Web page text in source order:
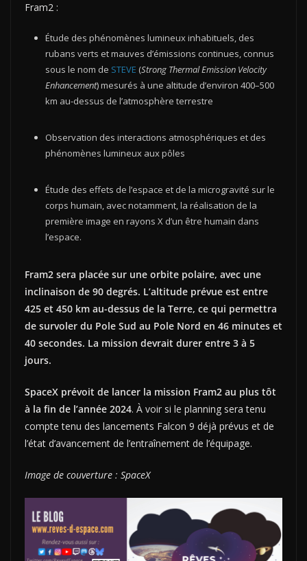
Fram2 :
Étude des phénomènes lumineux inhabituels, des
rubans verts et mauves d’émissions continues, connus
sous le nom de STEVE (Strong Thermal Emission Velocity
Enhancement) mesurés à une altitude d’environ 400–500
km au-dessus de l’atmosphère terrestre
Observation des interactions atmosphériques et des
phénomènes lumineux aux pôles
Étude des effets de l’espace et de la microgravité sur le
corps humain, avec notamment, la réalisation de la
première image en rayons X d’un être humain dans
l’espace.
Fram2 sera placée sur une orbite polaire, avec une
inclinaison de 90 degrés. L’altitude prévue est entre
425 et 450 km au-dessus de la Terre, ce qui permettra
de survoler du Pole Sud au Pole Nord en 46 minutes et
40 secondes. La mission devrait durer entre 3 à 5
jours.
SpaceX prévoit de lancer la mission Fram2 au plus tôt
à la fin de l’année 2024. À voir si le planning sera tenu
compte tenu des lancements Falcon 9 déjà prévus et de
l’état d’avancement de l’entraînement de l’équipage.
Image de couverture : SpaceX